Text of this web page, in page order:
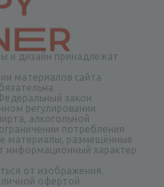
и дизайн принадлежат
материалов сайта
закон
регулировании
алкогольной
потребления
материалы, размещённые
информационный характер
от изображения.
офертой.